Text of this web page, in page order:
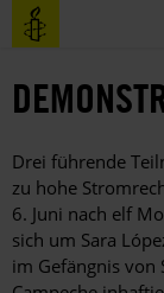
Direkt
zum
Benutzermenü
Drei führende
zu hohe
6. Juni nach elf
sich um Sara
im Gefängnis von